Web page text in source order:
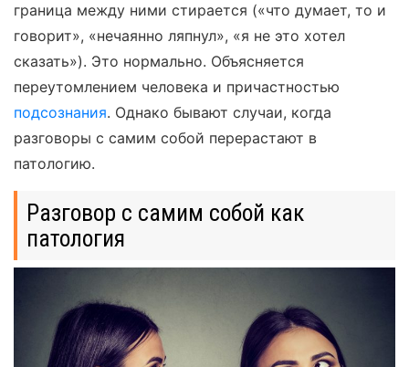
граница между ними стирается («что думает, то и
говорит», «нечаянно ляпнул», «я не это хотел
сказать»). Это нормально. Объясняется
переутомлением человека и причастностью
подсознания. Однако бывают случаи, когда
разговоры с самим собой перерастают в
патологию.
Разговор с самим собой как
патология